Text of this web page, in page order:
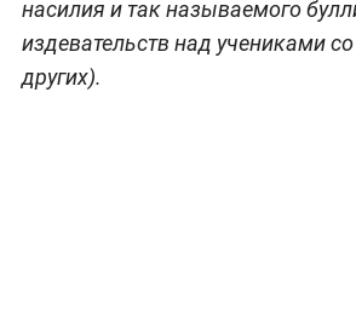
насилия и так называемого
издевательств над учениками
других).